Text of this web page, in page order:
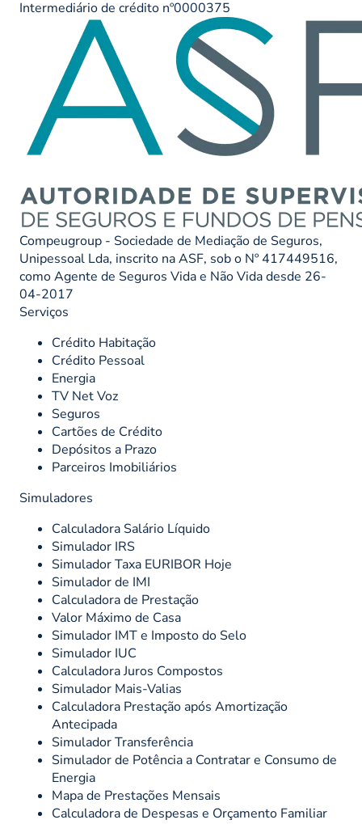
Intermediário de crédito nº0000375
Compeugroup - Sociedade de Mediação de Seguros,
Unipessoal Lda, inscrito na ASF, sob o Nº 417449516,
como Agente de Seguros Vida e Não Vida desde 26-
04-2017
Serviços
Crédito Habitação
Crédito Pessoal
Energia
TV Net Voz
Seguros
Cartões de Crédito
Depósitos a Prazo
Parceiros Imobiliários
Simuladores
Calculadora Salário Líquido
Simulador IRS
Simulador Taxa EURIBOR Hoje
Simulador de IMI
Calculadora de Prestação
Valor Máximo de Casa
Simulador IMT e Imposto do Selo
Simulador IUC
Calculadora Juros Compostos
Simulador Mais-Valias
Calculadora Prestação após Amortização
Antecipada
Simulador Transferência
Simulador de Potência a Contratar e Consumo de
Energia
Mapa de Prestações Mensais
Calculadora de Despesas e Orçamento Familiar